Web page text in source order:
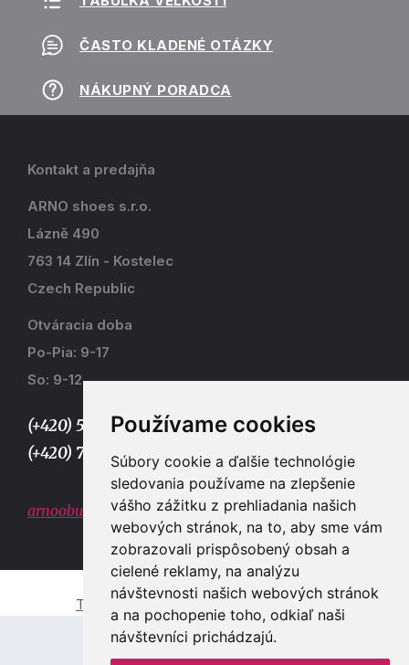
Používame cookies
Súbory cookie a ďalšie technológie
sledovania používame na zlepšenie
vášho zážitku z prehliadania našich
webových stránok, na to, aby sme vám
zobrazovali prispôsobený obsah a
cielené reklamy, na analýzu
návštevnosti našich webových stránok
a na pochopenie toho, odkiaľ naši
návštevníci prichádzajú.
ČASTO KLADENÉ OTÁZKY
NÁKUPNÝ PORADCA
Kontakt a predajňa
ARNO shoes s.r.o.
Lázně 490
763 14 Zlín - Kostelec
Czech Republic
Otváracia doba
Po-Pia: 9-17
So: 9-12
(+420) 577 915 036,
(+420) 773 667 390
arnoobuv@gmail.com
Tvorba e-shopů a webových stránek Zlín